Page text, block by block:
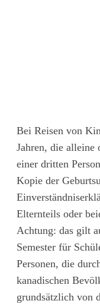
Bei Reisen von
Jahren, die
einer dritten
Kopie der
Elternteils oder
Achtung: das gilt
Semester für
Personen, die
kanadischen
grundsätzlich von